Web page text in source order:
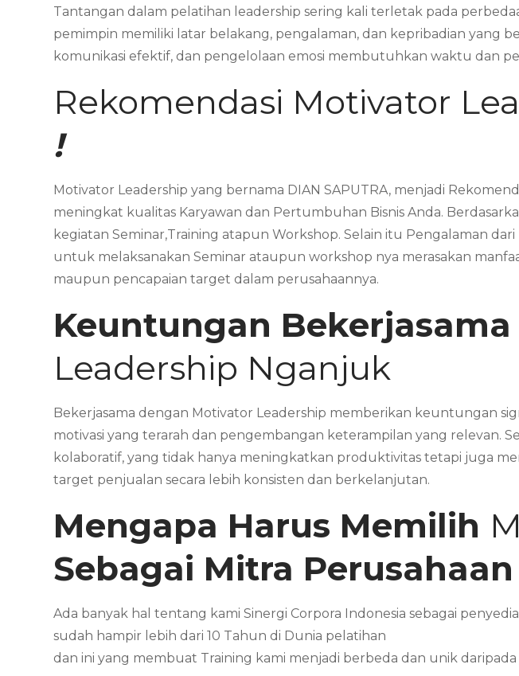
Tantangan dalam pelatihan leadership sering kali terletak pada
pemimpin memiliki latar belakang, pengalaman, dan kepribadian yang
komunikasi efektif, dan pengelolaan emosi membutuhkan waktu dan
Rekomendasi Motivator
!
Motivator Leadership yang bernama DIAN SAPUTRA, menjadi
meningkat kualitas Karyawan dan Pertumbuhan Bisnis Anda.
kegiatan Seminar,Training atapun Workshop. Selain itu Pengalaman
untuk melaksanakan Seminar ataupun workshop nya merasakan
maupun pencapaian target dalam perusahaannya.
Keuntungan
Leadership Nganjuk
Bekerjasama dengan Motivator Leadership memberikan keuntungan
motivasi yang terarah dan pengembangan keterampilan yang relevan.
kolaboratif, yang tidak hanya meningkatkan produktivitas tetapi juga
target penjualan secara lebih konsisten dan berkelanjutan.
Mengapa Harus Memilih
Sebagai Mitra
Ada banyak hal tentang kami Sinergi Corpora Indonesia sebagai
sudah hampir lebih dari 10 Tahun di Dunia pelatihan
dan ini yang membuat Training kami menjadi berbeda dan unik daripada